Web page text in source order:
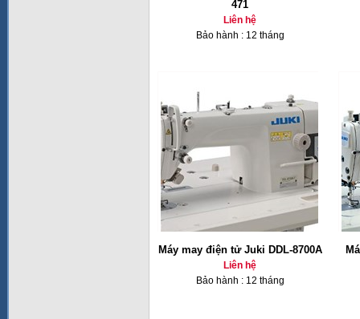
471
Liên hệ
Bảo hành : 12 tháng
Máy may điện tử Juki DDL-8700A
Liên hệ
Bảo hành : 12 tháng